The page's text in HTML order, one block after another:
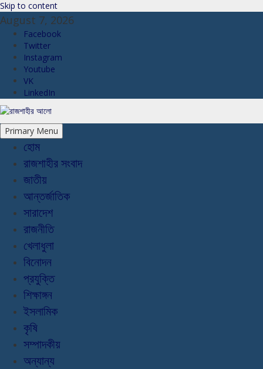
Skip to content
August 7, 2026
Facebook
Twitter
Instagram
Youtube
VK
LinkedIn
Primary Menu
হোম
রাজশাহীর সংবাদ
জাতীয়
আন্তর্জাতিক
সারাদেশ
রাজনীতি
খেলাধুলা
বিনোদন
প্রযুক্তি
শিক্ষাঙ্গন
ইসলামিক
কৃষি
সম্পাদকীয়
অন্যান্য